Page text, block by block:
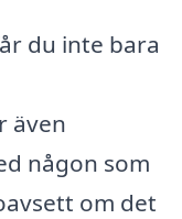
du inte bara
även
någon som
om det